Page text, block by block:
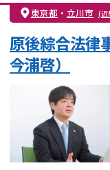
親権・面会交流権
不貞・不倫慰謝料請求
財産分与
東京都 ・ 立川市 (近
原後綜合法律
今浦啓）